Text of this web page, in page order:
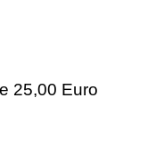
25,00 Euro